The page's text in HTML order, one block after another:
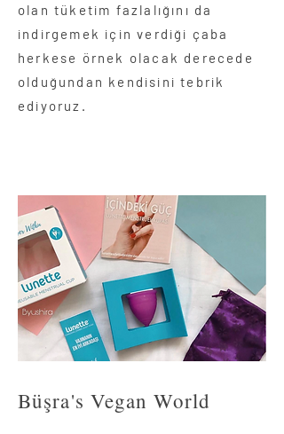
olan tüketim fazlalığını da
indirgemek için verdiği çaba
herkese örnek olacak derecede
olduğundan kendisini tebrik
ediyoruz.
Büşra's Vegan World